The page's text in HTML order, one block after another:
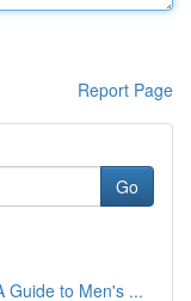
Report Page
Go
Guide to Men's ...